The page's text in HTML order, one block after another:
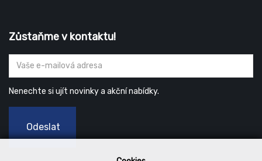
Zůstaňme v kontaktu!
Nenechte si ujít novinky a akční nabídky.
Odeslat